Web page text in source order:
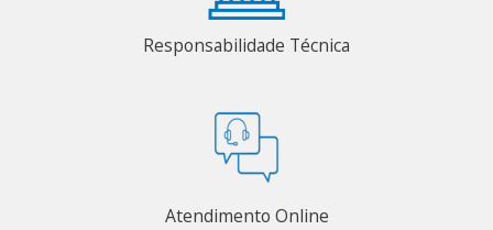
Responsabilidade Técnica
Atendimento Online